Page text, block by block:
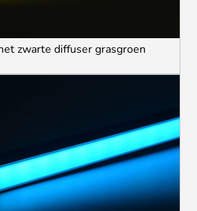
zwarte diffuser grasgroen